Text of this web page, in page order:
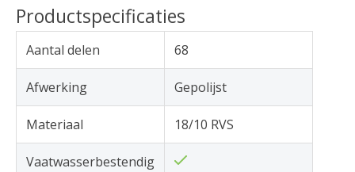
Productspecificaties
Aantal delen 68
Afwerking Gepolijst
Materiaal 18/10 RVS
Vaatwasserbestendig